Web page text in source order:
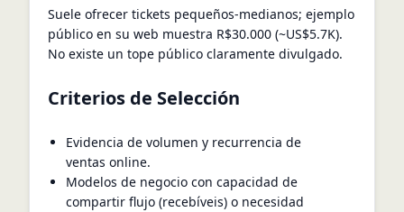
Suele ofrecer tickets pequeños‑medianos; ejemplo
público en su web muestra R$30.000 (~US$5.7K).
No existe un tope público claramente divulgado.
Criterios de Selección
Evidencia de volumen y recurrencia de
ventas online.
Modelos de negocio con capacidad de
compartir flujo (recebíveis) o necesidad